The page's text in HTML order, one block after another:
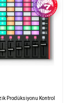
Prodüksiyonu Kontrol